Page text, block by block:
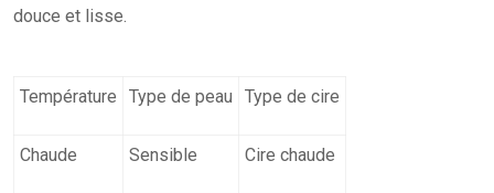
douce et lisse.
Température Type de peau Type de cire
Chaude Sensible Cire chaude